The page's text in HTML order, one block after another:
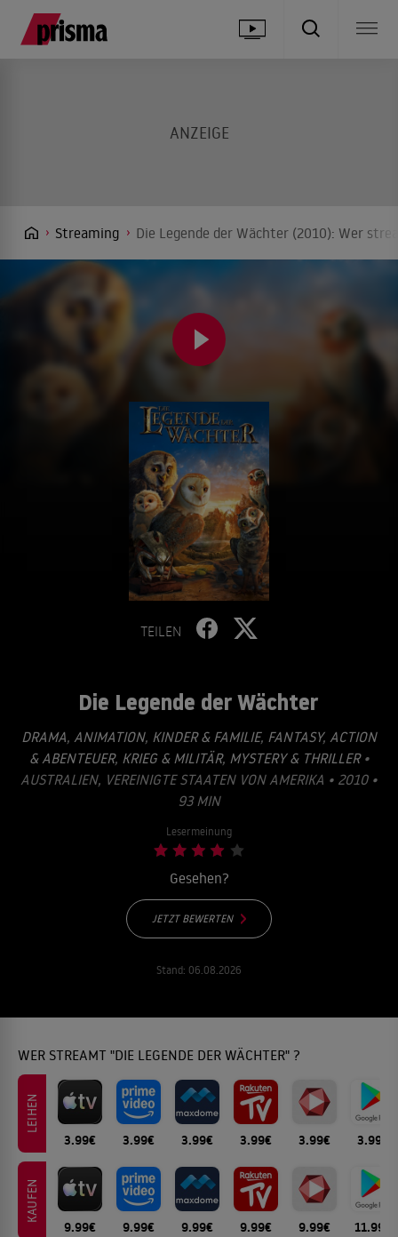
Streaming Die Legende der Wächter (2010): Wer
TEILEN
Die Legende der Wächter
DRAMA, ANIMATION, KINDER & FAMILIE, FANTASY, ACTION
& ABENTEUER, KRIEG & MILITÄR, MYSTERY & THRILLER•
AUSTRALIEN, VEREINIGTE STAATEN VON AMERIKA • 2010 •
93 MIN
Lesermeinung
Gesehen?
JETZT BEWERTEN
Stand: 06.08.2026
WER STREAMT "DIE LEGENDE DER WÄCHTER" ?
LEIHEN
3.99€ 3.99€ 3.99€ 3.99€ 3.99€ 3.99€
KAUFEN
9.99€ 9.99€ 9.99€ 9.99€ 9.99€ 11.99€